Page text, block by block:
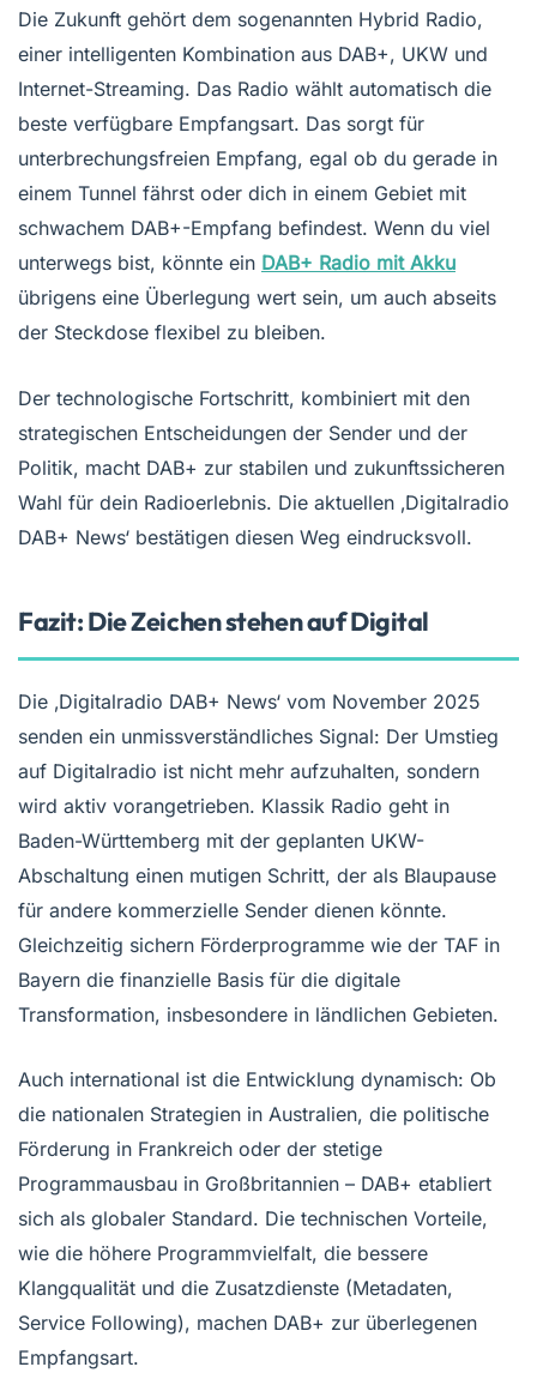
Die Zukunft gehört dem sogenannten Hybrid Radio,
einer intelligenten Kombination aus DAB+, UKW und
Internet-Streaming. Das Radio wählt automatisch die
beste verfügbare Empfangsart. Das sorgt für
unterbrechungsfreien Empfang, egal ob du gerade in
einem Tunnel fährst oder dich in einem Gebiet mit
schwachem DAB+-Empfang befindest. Wenn du viel
unterwegs bist, könnte ein DAB+ Radio mit Akku
übrigens eine Überlegung wert sein, um auch abseits
der Steckdose flexibel zu bleiben.
Der technologische Fortschritt, kombiniert mit den
strategischen Entscheidungen der Sender und der
Politik, macht DAB+ zur stabilen und zukunftssicheren
Wahl für dein Radioerlebnis. Die aktuellen ‚Digitalradio
DAB+ News‘ bestätigen diesen Weg eindrucksvoll.
Fazit: Die Zeichen stehen auf Digital
Die ‚Digitalradio DAB+ News‘ vom November 2025
senden ein unmissverständliches Signal: Der Umstieg
auf Digitalradio ist nicht mehr aufzuhalten, sondern
wird aktiv vorangetrieben. Klassik Radio geht in
Baden-Württemberg mit der geplanten UKW-
Abschaltung einen mutigen Schritt, der als Blaupause
für andere kommerzielle Sender dienen könnte.
Gleichzeitig sichern Förderprogramme wie der TAF in
Bayern die finanzielle Basis für die digitale
Transformation, insbesondere in ländlichen Gebieten.
Auch international ist die Entwicklung dynamisch: Ob
die nationalen Strategien in Australien, die politische
Förderung in Frankreich oder der stetige
Programmausbau in Großbritannien – DAB+ etabliert
sich als globaler Standard. Die technischen Vorteile,
wie die höhere Programmvielfalt, die bessere
Klangqualität und die Zusatzdienste (Metadaten,
Service Following), machen DAB+ zur überlegenen
Empfangsart.